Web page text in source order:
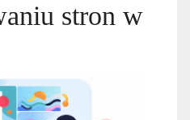
stron w